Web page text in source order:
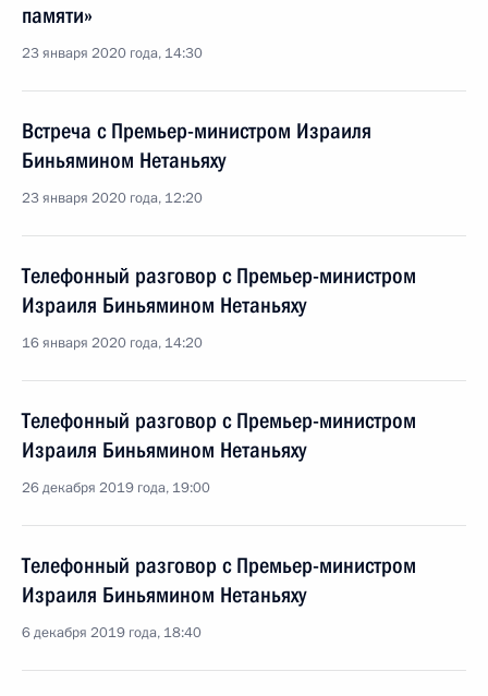
памяти»
23 января 2020 года, 14:30
Встреча с Премьер-министром Израиля
Биньямином Нетаньяху
23 января 2020 года, 12:20
Телефонный разговор с Премьер-министром
Израиля Биньямином Нетаньяху
16 января 2020 года, 14:20
Телефонный разговор с Премьер-министром
Израиля Биньямином Нетаньяху
26 декабря 2019 года, 19:00
Телефонный разговор с Премьер-министром
Израиля Биньямином Нетаньяху
6 декабря 2019 года, 18:40